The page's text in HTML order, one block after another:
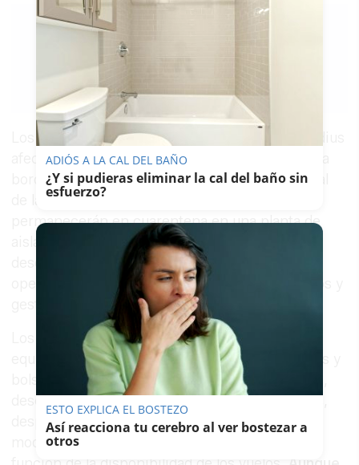
Facebook
X WhatsApp
Copy
Los 14 pasajeros españoles del buque MV Hondius
afectados por el brote dehantavirus
bordo ya han sido trasladados al Hospital Central
de la Defensa Gómez Ulla, en Madrid, donde
permanecerán en cuarentena en una planta de
aislamiento. Su llegada se produjo después de
desembarcar en Tenerife, en el marco del
operativo organizado para repatriar a los viajeros y
gestionar la situación sanitaria.
Los pasajeros españoles abandonaron el barco
equipados con chubasqueros azules, mascarillas y
bolsas blancas con sus pertenencias. Tras ellos,
desembarcó un grupo de ciudadanos franceses,
después de que las autoridades sanitarias
modificaran el orden inicialmente previsto en
ADIÓS A LA CAL DEL BAÑO
¿Y si pudieras eliminar la cal del baño sin
esfuerzo?
ESTO EXPLICA EL BOSTEZO
Así reacciona tu cerebro al ver bostezar a
otros